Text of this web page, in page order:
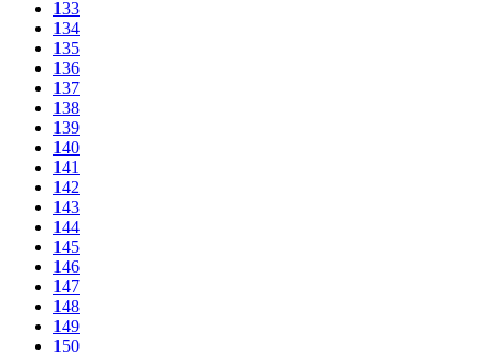
133
134
135
136
137
138
139
140
141
142
143
144
145
146
147
148
149
150